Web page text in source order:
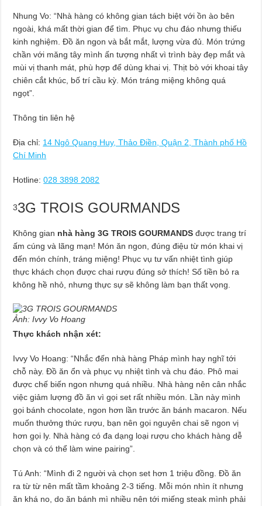
Nhung Vo: “Nhà hàng có không gian tách biệt với ồn ào bên
ngoài, khá mất thời gian để tìm. Phục vụ chu đáo nhưng thiếu
kinh nghiệm. Đồ ăn ngon và bắt mắt, lượng vừa đủ. Món trứng
chần với măng tây mình ấn tượng nhất vì trình bày đẹp mắt và
mùi vị thanh mát, phù hợp để dùng khai vị. Thịt bò với khoai tây
chiên cắt khúc, bố trí cầu kỳ. Món tráng miệng không quá
ngọt”.
Thông tin liên hệ
Địa chỉ: 14 Ngô Quang Huy, Thảo Điền, Quận 2, Thành phố Hồ
Chí Minh
Hotline: 028 3898 2082
33G TROIS GOURMANDS
Không gian nhà hàng 3G TROIS GOURMANDS được trang trí
ấm cúng và lãng mạn! Món ăn ngon, đúng điệu từ món khai vị
đến món chính, tráng miệng! Phục vụ tư vấn nhiệt tình giúp
thực khách chọn được chai rượu đúng sở thích! Số tiền bỏ ra
không hề nhỏ, nhưng thực sự sẽ không làm bạn thất vọng.
Ảnh: Ivvy Vo Hoang
Thực khách nhận xét:
Ivvy Vo Hoang: “Nhắc đến nhà hàng Pháp mình hay nghĩ tới
chỗ này. Đồ ăn ổn và phục vụ nhiệt tình và chu đáo. Phô mai
được chế biến ngon nhưng quá nhiều. Nhà hàng nên cân nhắc
việc giảm lượng đồ ăn vì gọi set rất nhiều món. Lần này mình
gọi bánh chocolate, ngon hơn lần trước ăn bánh macaron. Nếu
muốn thưởng thức rượu, bạn nên gọi nguyên chai sẽ ngon vị
hơn gọi ly. Nhà hàng có đa dạng loại rượu cho khách hàng dễ
chọn và có thể làm wine pairing”.
Tú Anh: “Mình đi 2 người và chọn set hơn 1 triệu đồng. Đồ ăn
ra từ từ nên mất tầm khoảng 2-3 tiếng. Mỗi món nhìn ít nhưng
ăn khá no, do ăn bánh mì nhiều nên tới miếng steak mình phải